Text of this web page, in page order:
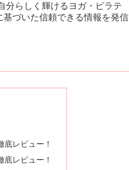
分らしく輝けるヨガ・ピラテ
づいた信頼できる情報を発信
レビュー！
レビュー！